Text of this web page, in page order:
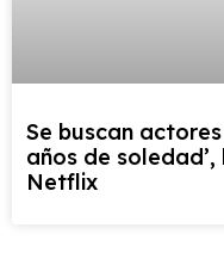
Se buscan
años de
Netflix